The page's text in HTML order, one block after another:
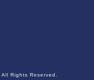
All Rights Reserved.